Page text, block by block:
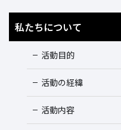
私たちについて
活動目的
活動の経緯
活動内容